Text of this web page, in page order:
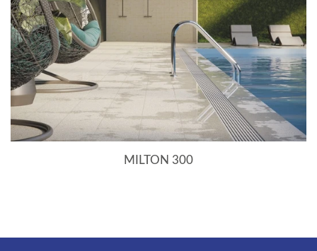
Керамогранит
КОЛЛЕКЦИЯ
MILTON 300
MILTON 300